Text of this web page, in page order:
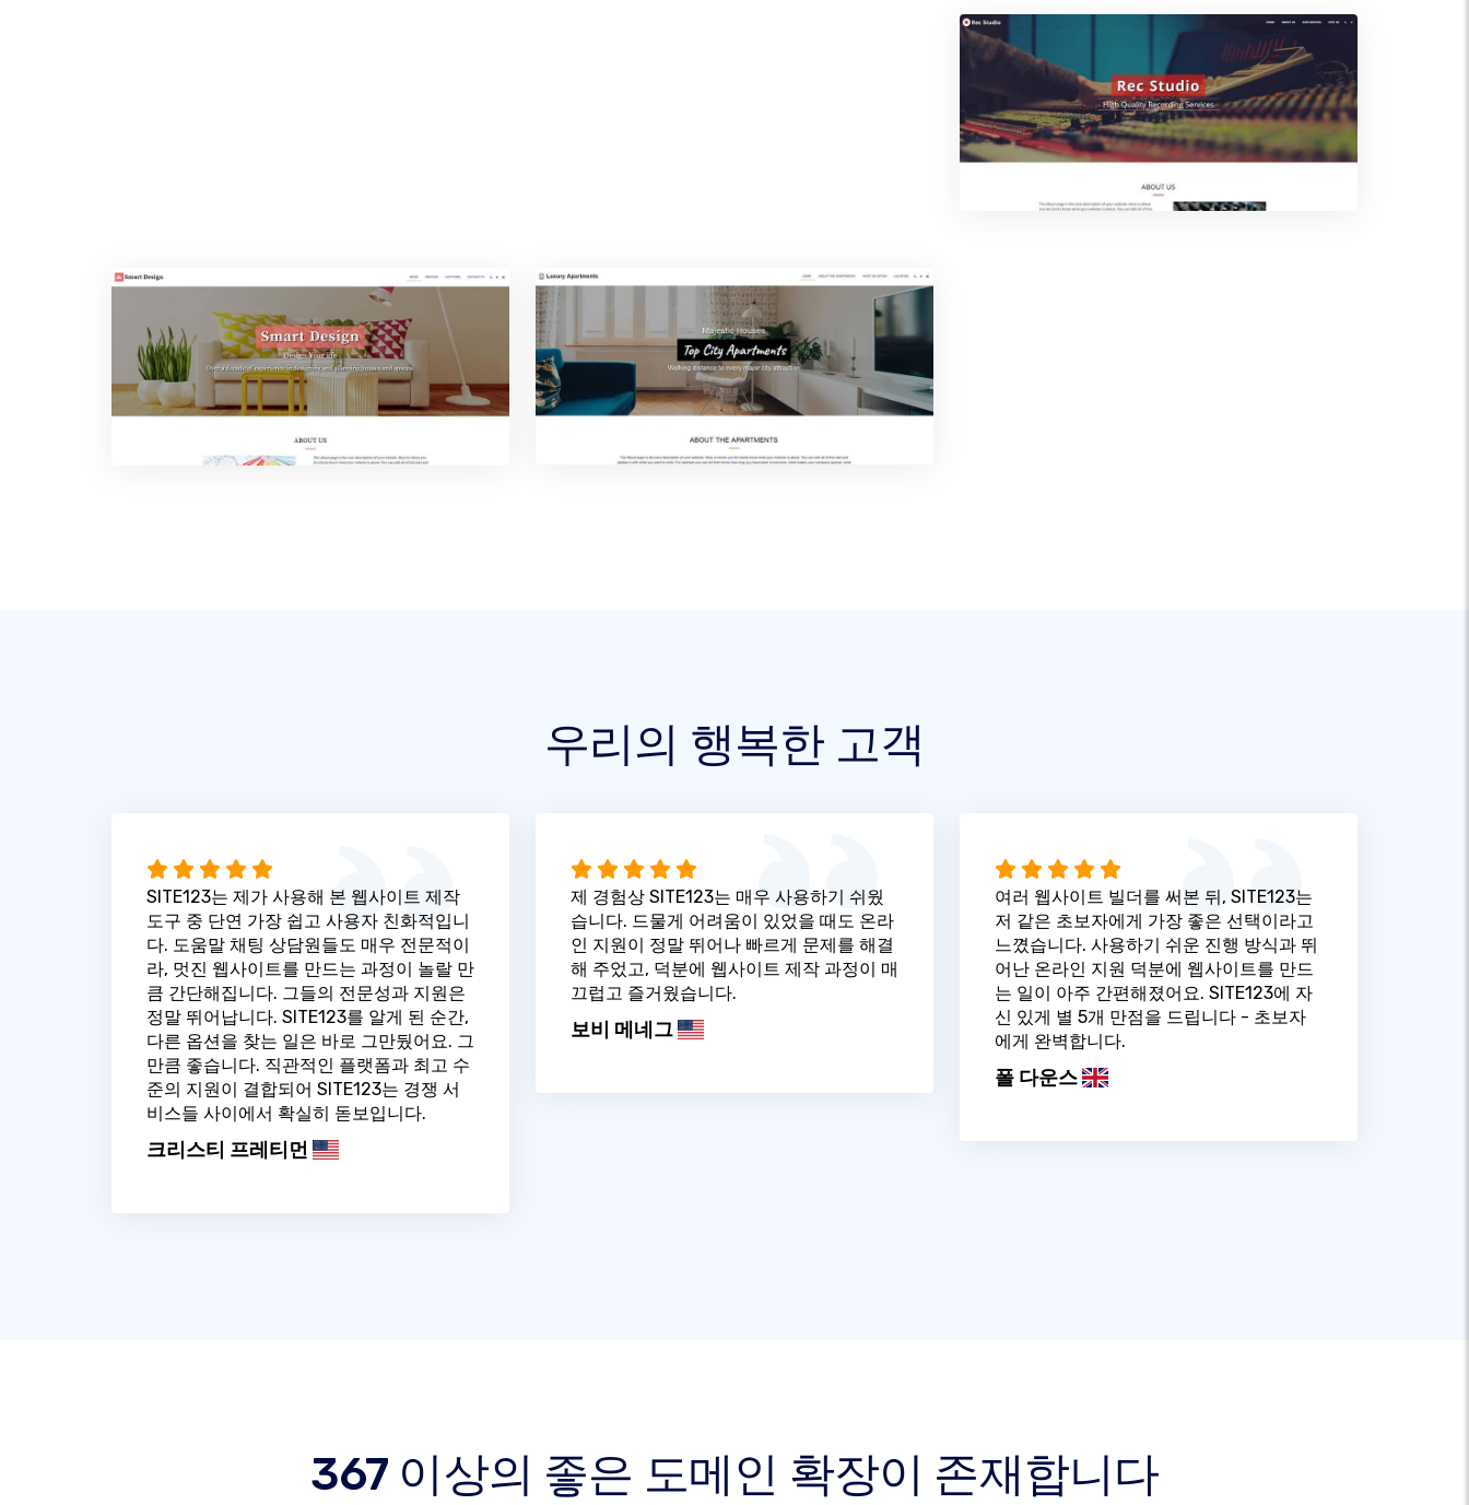
우리의 행복한 고객
SITE123는 제가 사용해 본 웹사이트 제작
도구 중 단연 가장 쉽고 사용자 친화적입니
다. 도움말 채팅 상담원들도 매우 전문적이
라, 멋진 웹사이트를 만드는 과정이 놀랄 만
큼 간단해집니다. 그들의 전문성과 지원은
정말 뛰어납니다. SITE123를 알게 된 순간,
다른 옵션을 찾는 일은 바로 그만뒀어요. 그
만큼 좋습니다. 직관적인 플랫폼과 최고 수
준의 지원이 결합되어 SITE123는 경쟁 서
비스들 사이에서 확실히 돋보입니다.
크리스티 프레티먼
제 경험상 SITE123는 매우 사용하기 쉬웠
습니다. 드물게 어려움이 있었을 때도 온라
인 지원이 정말 뛰어나 빠르게 문제를 해결
해 주었고, 덕분에 웹사이트 제작 과정이 매
끄럽고 즐거웠습니다.
보비 메네그
여러 웹사이트 빌더를 써본 뒤, SITE123는
저 같은 초보자에게 가장 좋은 선택이라고
느꼈습니다. 사용하기 쉬운 진행 방식과 뛰
어난 온라인 지원 덕분에 웹사이트를 만드
는 일이 아주 간편해졌어요. SITE123에 자
신 있게 별 5개 만점을 드립니다 - 초보자
에게 완벽합니다.
폴 다운스
367 이상의 좋은 도메인 확장이 존재합니다